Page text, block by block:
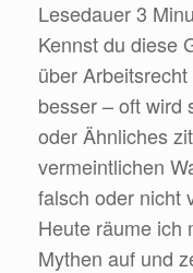
Lesedauer3
Kennst du diese
über
besser – oft wird
oder Ähnliches
vermeintlichen
falsch oder nicht
Heute räume ich
Mythen auf und